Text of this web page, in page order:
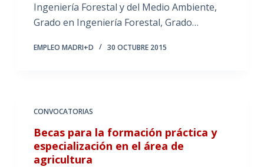
Ingeniería Forestal y del Medio Ambiente,
Grado en Ingeniería Forestal, Grado…
EMPLEO MADRI+D 30 OCTUBRE 2015
CONVOCATORIAS
Becas para la formación práctica y
especialización en el área de
agricultura